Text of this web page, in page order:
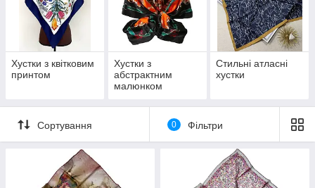
Хустки з квітковим
принтом
Хустки з
абстрактним
малюнком
Стильні атласні
хустки
Сортування 0 Фільтри